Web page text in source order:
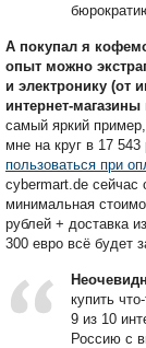
А покупал я
опыт можно
и электронику (от
интернет-
самый яркий
мне на круг в 17
пользоваться при
cybermart.de сейчас
минимальная
рублей + доставка
300 евро всё будет
купить
9 из 10
Россию с